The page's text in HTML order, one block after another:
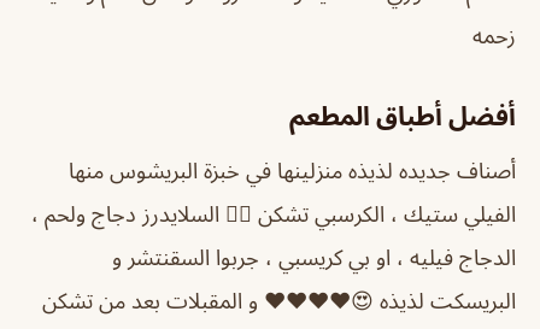
زحمه
أفضل أطباق المطعم
أصناف جديده لذيذه منزلينها في خبزة البريشوس منها
الفيلي ستيك ، الكرسبي تشكن 👌🏼 السلايدرز دجاج ولحم ،
الدجاج فيليه ، او بي كريسبي ، جربوا السقنتشر و
البريسكت لذيذه 😍❤️❤️❤️❤️ و المقبلات بعد من تشكن